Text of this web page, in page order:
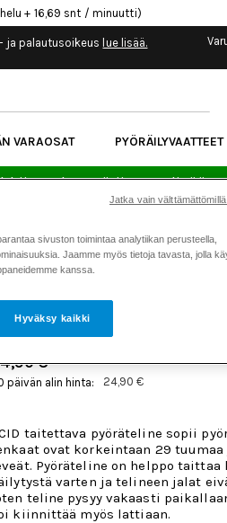
+ 16,69 snt / minuutti)
ja palautusoikeus lue lisää.
VARAOSAT PYÖRÄILYVAATTEET
Cube-pyöriin.Lue lisää.
Kaikki tuotteet Pyörätarvikkeet
ACID TAITETTAVA
€
päivän alin hinta: 24,90 €
taitettava pyöräteline sopii
ovat korkeintaan 29 tuumaa
Pyöräteline on helppo taittaa
varten ja telineen jalat
teline pysyy vakaasti
kiinnittää myös lattiaan.
sivuston toimintaa analytiikan perusteella,
Jaamme myös tietoja tavasta, jolla
kanssa.
Hyväksy kaikki
Jatka vain